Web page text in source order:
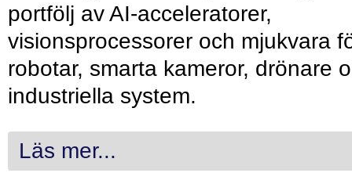
portfölj av AI-acceleratorer,
visionsprocessorer och mjukvara
robotar, smarta kameror, drönare
industriella system.
Läs mer...